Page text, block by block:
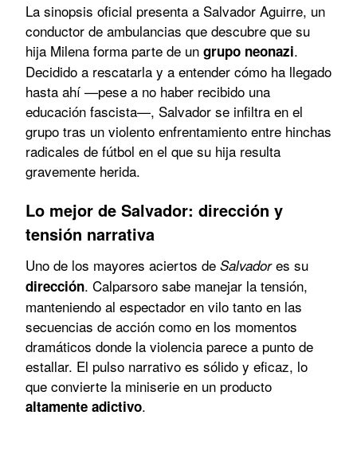
La sinopsis oficial presenta a Salvador Aguirre, un
conductor de ambulancias que descubre que su
hija Milena forma parte de un grupo neonazi.
Decidido a rescatarla y a entender cómo ha llegado
hasta ahí —pese a no haber recibido una
educación fascista—, Salvador se infiltra en el
grupo tras un violento enfrentamiento entre hinchas
radicales de fútbol en el que su hija resulta
gravemente herida.
Lo mejor de Salvador: dirección y
tensión narrativa
Uno de los mayores aciertos de Salvadores su
dirección. Calparsoro sabe manejar la tensión,
manteniendo al espectador en vilo tanto en las
secuencias de acción como en los momentos
dramáticos donde la violencia parece a punto de
estallar. El pulso narrativo es sólido y eficaz, lo
que convierte la miniserie en un producto
altamente adictivo.